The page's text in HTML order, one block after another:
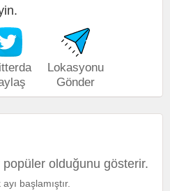
Lokasyonu
Gönder
olduğunu gösterir.
başlamıştır.